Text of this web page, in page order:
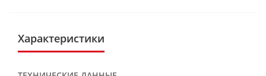
Характеристики